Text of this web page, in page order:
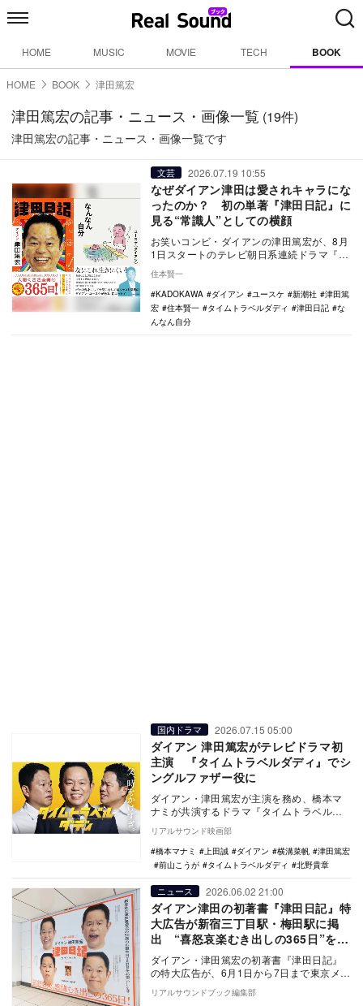
HOME MUSIC MOVIE TECH BOOK
HOME BOOK 津田篤宏
津田篤宏の記事・ニュース・画像一覧 (19件)
津田篤宏の記事・ニュース・画像一覧です
文芸 2026.07.19 10:55
なぜダイアン津田は愛されキャラにな
ったのか？ 初の単著『津田日記』に
見る“常識人”としての横顔
お笑いコンビ・ダイアンの津田篤宏が、8月
1日スタートのテレビ朝日系連続ドラマ『タ
が発表され…
住本賢一
KADOKAWA
ダイアン ユースケ 新潮社
津田篤
宏
住本賢一 タイムトラベルダディ 津田日記
な
んなん自分
国内ドラマ 2026.07.15 05:00
ダイアン 津田篤宏がテレビドラマ初
主演 『タイムトラベルダディ』でシ
ングルファザー役に
ダイアン・津田篤宏が主演を務め、橋本マ
ナミが共演するドラマ『タイムトラベルダ
ディ』が、8月1日よりテレビ朝日系で放送
されることが…
リアルサウンド映画部
橋本マナミ
上田誠 ダイアン 横溝菜帆
津田篤宏
前山こうが
タイムトラベルダディ 北野貴章
ニュース 2026.06.02 21:00
ダイアン津田の初著書『津田日記』特
大広告が新宿三丁目駅・梅田駅に掲
出 “喜怒哀楽むき出しの365日”を表
現
ダイアン・津田篤宏の初著書『津田日記』
の特大広告が、6月1日から7日まで東京メト
ロ新宿三丁目駅とOsaka Metro梅田駅に
掲…
リアルサウンドブック編集部